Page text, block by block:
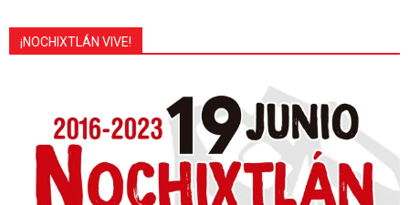
¡NOCHIXTLÁN VIVE!